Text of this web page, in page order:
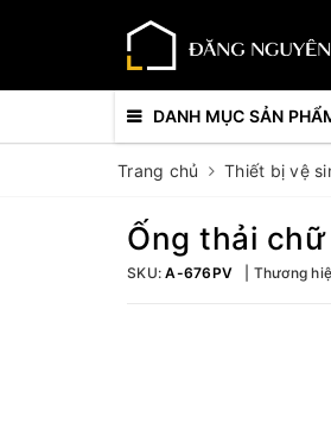
DANH MỤC SẢN
Trang chủ Thiết bị vệ
Ống thải
SKU:A-676PV Thương